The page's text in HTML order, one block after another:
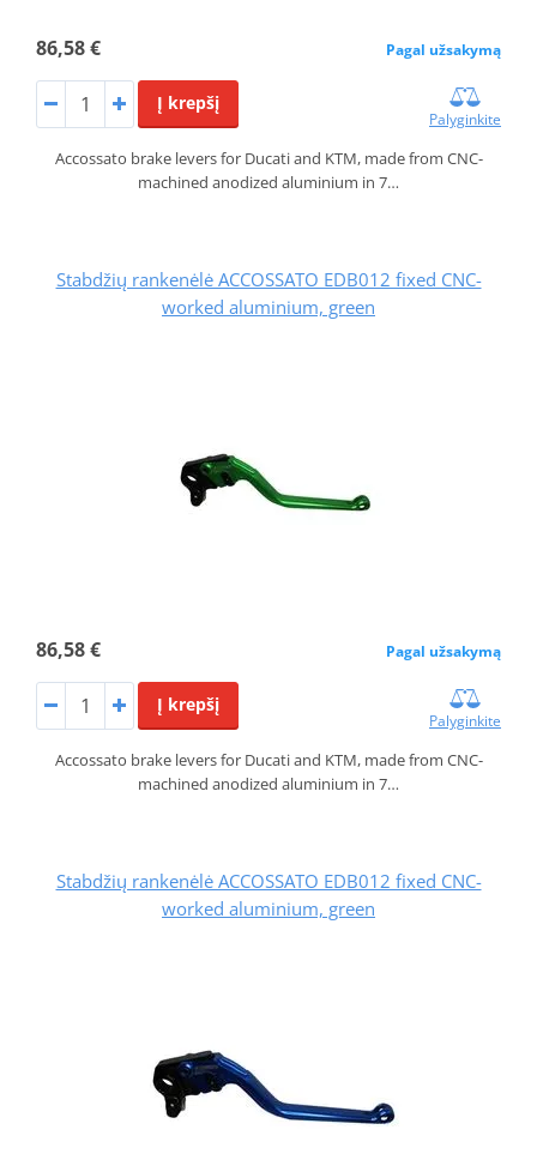
86,58 € Pagal užsakymą
Į krepšį
Palyginkite
Accossato brake levers for Ducati and KTM, made from CNC-
machined anodized aluminium in 7…
Stabdžių rankenėlė ACCOSSATO EDB012 fixed CNC-
worked aluminium, green
86,58 € Pagal užsakymą
Į krepšį
Palyginkite
Accossato brake levers for Ducati and KTM, made from CNC-
machined anodized aluminium in 7…
Stabdžių rankenėlė ACCOSSATO EDB012 fixed CNC-
worked aluminium, green